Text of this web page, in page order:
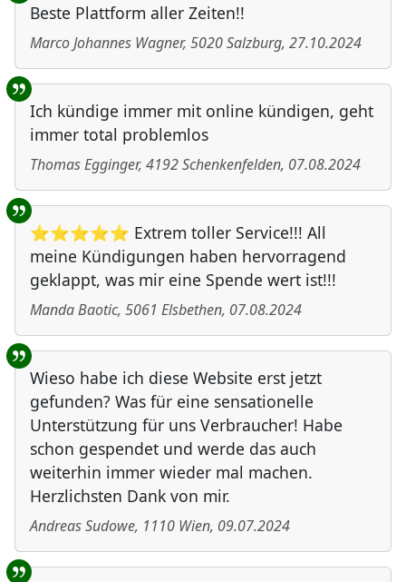
Beste Plattform aller Zeiten!!
Marco Johannes Wagner, 5020Salzburg, 27.10.2024
Ich kündige immer mit online kündigen, geht
immer total problemlos
Thomas Egginger, 4192Schenkenfelden, 07.08.2024
⭐⭐⭐⭐⭐ Extrem toller Service!!! All
meine Kündigungen haben hervorragend
geklappt, was mir eine Spende wert ist!!!
Manda Baotic, 5061 Elsbethen, 07.08.2024
Wieso habe ich diese Website erst jetzt
gefunden? Was für eine sensationelle
Unterstützung für uns Verbraucher! Habe
schon gespendet und werde das auch
weiterhin immer wieder mal machen.
Herzlichsten Dank von mir.
Andreas Sudowe, 1110 Wien, 09.07.2024